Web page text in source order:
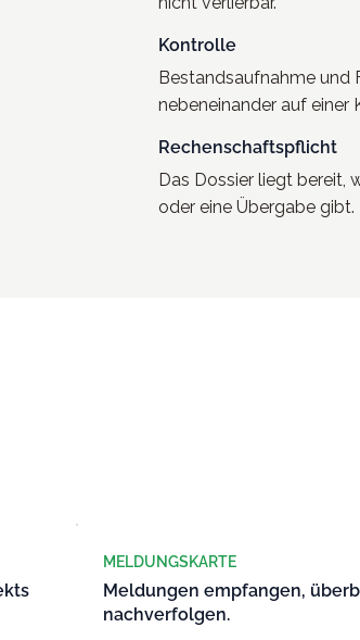
Kontrolle
Bestandsaufnahme und
nebeneinander auf einer
Rechenschaftspflicht
Das Dossier liegt bereit,
oder eine Übergabe gibt.
MELDUNGSKARTE
Meldungen empfangen,
nachverfolgen.